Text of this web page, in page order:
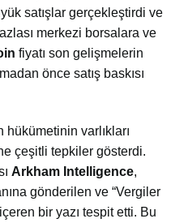
satışlar gerçekleştirdi ve
merkezi borsalara ve
fiyatı son gelişmelerin
önce satış baskısı
hükümetinin varlıkları
çeşitli tepkiler gösterdi.
Arkham Intelligence,
gönderilen ve “Vergiler
bir yazı tespit etti. Bu